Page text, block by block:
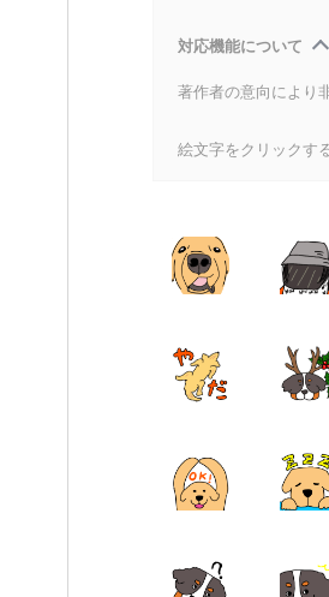
対応機能について
著作者の意向により
絵文字をクリックす